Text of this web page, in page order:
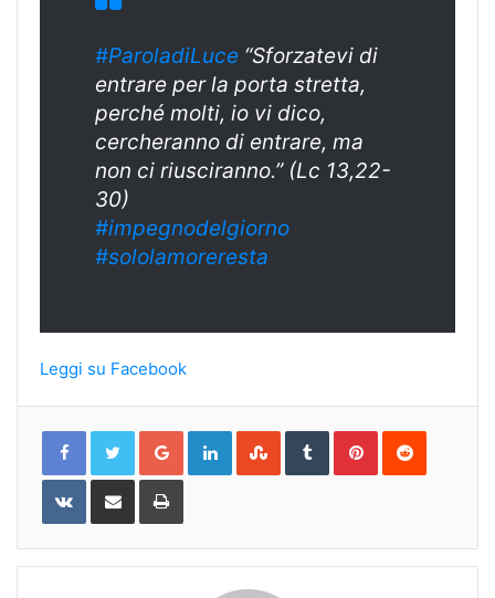
#ParoladiLuce “Sforzatevi di
entrare per la porta stretta,
perché molti, io vi dico,
cercheranno di entrare, ma
non ci riusciranno.” (Lc 13,22-
30)
#impegnodelgiorno
#sololamoreresta
Leggi su Facebook
Google+LinkedInStumbleUpon
TumblrPinterestReddit
VKontakteShare
Email
Print